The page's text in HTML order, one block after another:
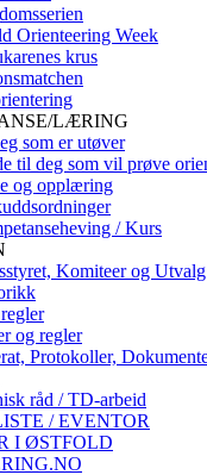
Orienteering Week
krus
LÆRING
som er utøver
til deg som vil prøve
og opplæring
/ Kurs
Komiteer og Utvalg
og regler
Protokoller,
råd / TD-arbeid
/ EVENTOR
I ØSTFOLD